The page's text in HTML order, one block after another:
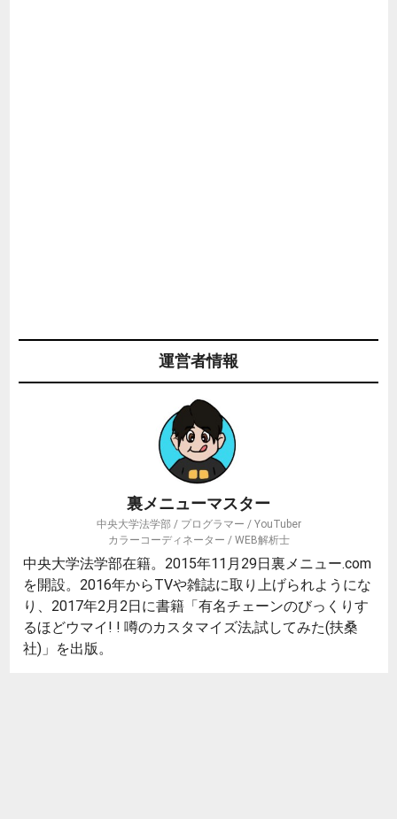
運営者情報
裏メニューマスター
中央大学法学部 / プログラマー / YouTuber
カラーコーディネーター / WEB解析士
中央大学法学部在籍。2015年11月29日裏メニュー.com
を開設。2016年からTVや雑誌に取り上げられようにな
り、2017年2月2日に書籍「有名チェーンのびっくりす
るほどウマイ! ! 噂のカスタマイズ法,試してみた(扶桑
社)」を出版。